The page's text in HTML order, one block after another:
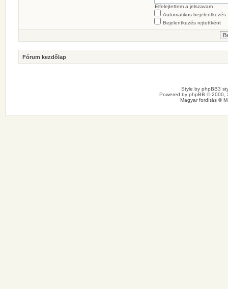
Elfelejtettem a jelszavam
Automatikus bejelentkezés
Bejelentkezés rejtettként
Fórum kezdőlap
Style by phpBB3
Powered by phpBB © 2000,
Magyar fordítás ©